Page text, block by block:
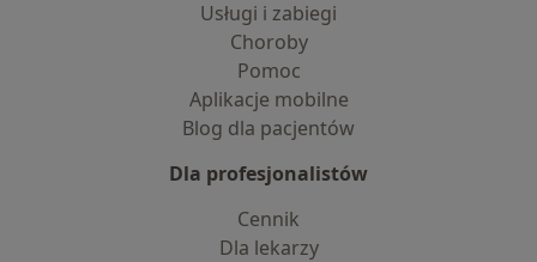
Usługi i zabiegi
Choroby
Pomoc
Aplikacje mobilne
Blog dla pacjentów
Dla profesjonalistów
Cennik
Dla lekarzy